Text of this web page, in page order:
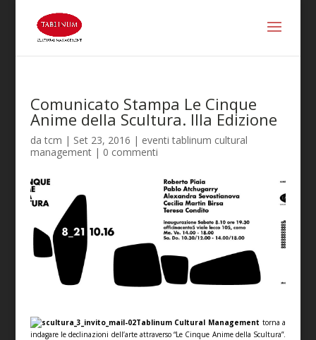
Comunicato Stampa Le Cinque
Anime della Scultura. IIIa Edizione
datcm | Set 23, 2016 | eventi tablinum cultural
management| 0 commenti
Tablinum Cultural Management torna a
indagare le declinazioni dell’arte attraverso “Le Cinque Anime della Scultura”.